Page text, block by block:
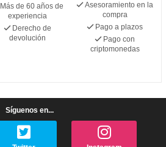
Más de 60 años de
experiencia
Derecho de
devolución
Asesoramiento en la
compra
Pago a plazos
Pago con
criptomonedas
Síguenos en...